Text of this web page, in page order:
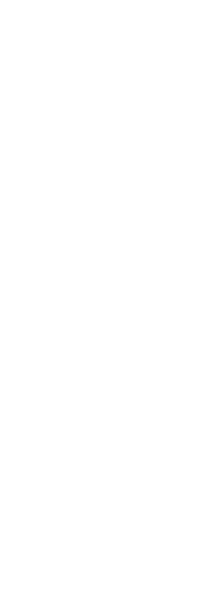
érdekében – így kell
jobb